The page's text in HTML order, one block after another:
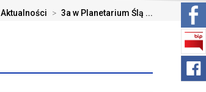
Aktualności > 3a w Planetarium Ślą ...